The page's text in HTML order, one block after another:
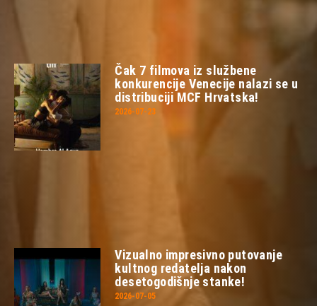
Čak 7 filmova iz službene
konkurencije Venecije nalazi se u
distribuciji MCF Hrvatska!
2026-07-23
Vizualno impresivno putovanje
kultnog redatelja nakon
desetogodišnje stanke!
2026-07-05